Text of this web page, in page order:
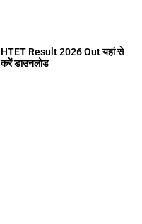
HTET Result 2026 Out यहां से
करें डाउनलोड